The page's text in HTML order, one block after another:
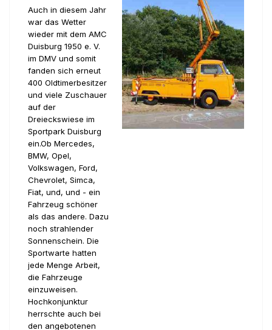
Auch in diesem Jahr
war das Wetter
wieder mit dem AMC
Duisburg 1950 e. V.
im DMV und somit
fanden sich erneut
400 Oldtimerbesitzer
und viele Zuschauer
auf der
Dreieckswiese im
Sportpark Duisburg
ein.Ob Mercedes,
BMW, Opel,
Volkswagen, Ford,
Chevrolet, Simca,
Fiat, und, und - ein
Fahrzeug schöner
als das andere. Dazu
noch strahlender
Sonnenschein. Die
Sportwarte hatten
jede Menge Arbeit,
die Fahrzeuge
einzuweisen.
Hochkonjunktur
herrschte auch bei
den angebotenen